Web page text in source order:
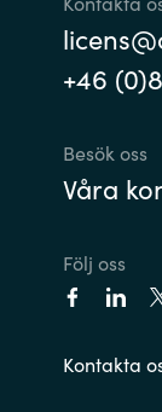
+46
Besök oss
Våra
Följ oss
Kontakta